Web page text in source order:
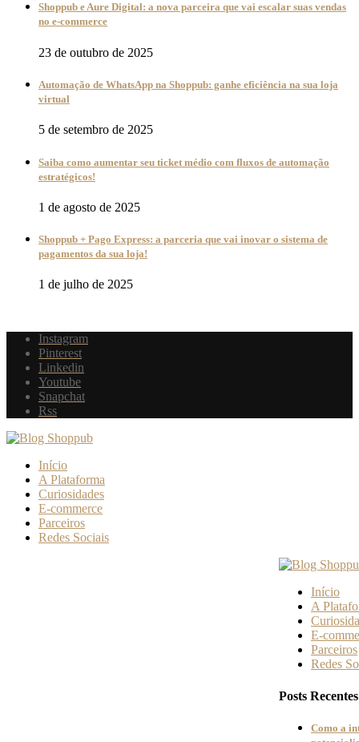
Shoppub e Aure Digital: a nova parceira que vai escalar suas vendas
no e-commerce
23 de outubro de 2025
Automação de WhatsApp na Shoppub: ganhe eficiência na sua loja
virtual
5 de setembro de 2025
Saiba como aumentar seu ticket médio com fluxos de automação
estratégicos!
1 de agosto de 2025
Shoppub + Pago Express: a parceria que vai inovar o sistema de
pagamentos da sua loja!
1 de julho de 2025
Instagram
Pinterest
Linkedin
Youtube
Snapchat
Rss
Início
A Plataforma
Curiosidades
E-commerce
Parceiros
Redes Sociais
Início
A
E-
Parceiros
Redes
Posts Recentes
Como a